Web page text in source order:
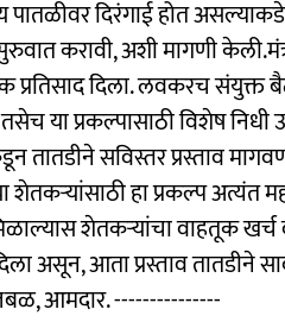
पातळीवर दिरंगाई होत
करावी, अशी मागणी
प्रतिसाद दिला. लवकरच संयुक्त
या प्रकल्पासाठी विशेष
तातडीने सविस्तर प्रस्ताव
शेतकऱ्यांसाठी हा प्रकल्प अत्यंत
शेतकऱ्यांचा वाहतूक
असून, आता प्रस्ताव
आमदार. ---------------